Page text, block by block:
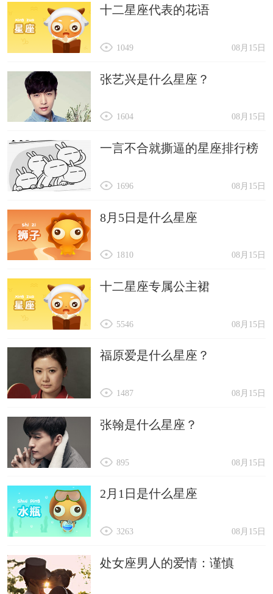
十二星座代表的花语
08月15日
1049
张艺兴是什么星座？
08月15日
1604
一言不合就撕逼的星座排行榜
08月15日
1696
8月5日是什么星座
08月15日
1810
十二星座专属公主裙
08月15日
5546
福原爱是什么星座？
08月15日
1487
张翰是什么星座？
08月15日
895
2月1日是什么星座
08月15日
3263
处女座男人的爱情：谨慎